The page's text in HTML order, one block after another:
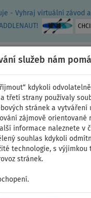
- Vyhraj virtuální závod a
CHCI
služeb nám
kdykoli
třetí strany používaly
stránek a vytváření
zájmově orientované
informace naleznete v
souhlas kdykoli
technologie, s výjimkou
stránek.
CZ/Kč +420 467
paddleboardy >NA
NA